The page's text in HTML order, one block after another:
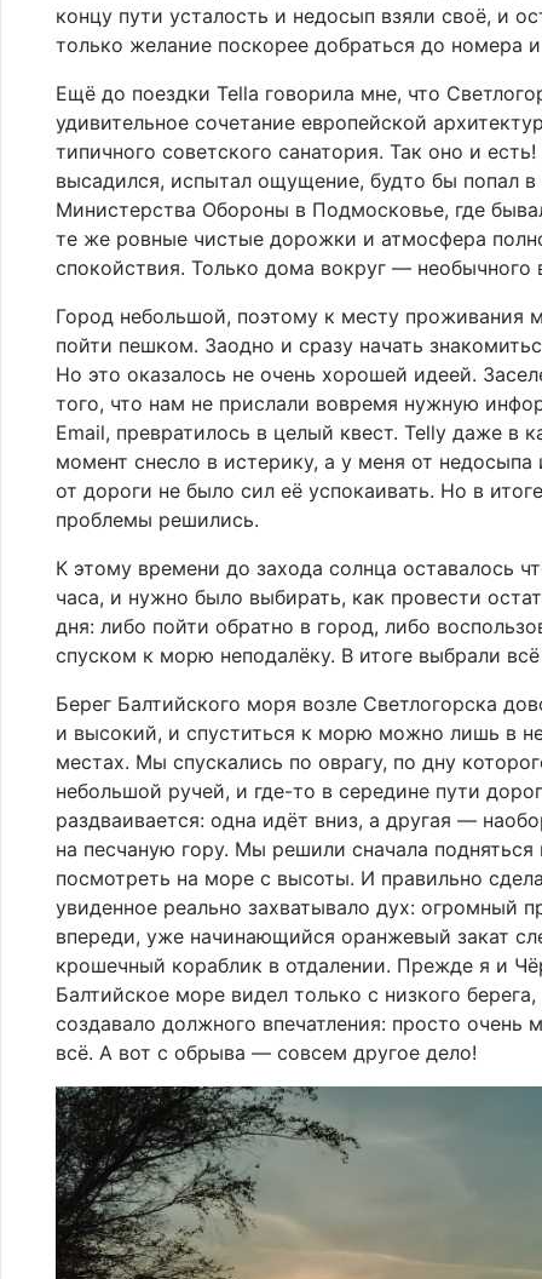
концу пути усталость и недосып взяли своё, и
только желание поскорее добраться до номера
Ещё до поездки Tella говорила мне, что
удивительное сочетание европейской
типичного советского санатория. Так оно и есть!
высадился, испытал ощущение, будто бы попал в
Министерства Обороны в Подмосковье, где
те же ровные чистые дорожки и атмосфера
спокойствия. Только дома вокруг — необычного
Город небольшой, поэтому к месту проживания
пойти пешком. Заодно и сразу начать
Но это оказалось не очень хорошей идеей.
того, что нам не прислали вовремя нужную
Email, превратилось в целый квест. Tellу даже в
момент снесло в истерику, а у меня от недосыпа
от дороги не было сил её успокаивать. Но в
проблемы решились.
К этому времени до захода солнца оставалось
часа, и нужно было выбирать, как провести
дня: либо пойти обратно в город, либо
спуском к морю неподалёку. В итоге выбрали
Берег Балтийского моря возле Светлогорска
и высокий, и спуститься к морю можно лишь в
местах. Мы спускались по оврагу, по дну
небольшой ручей, и где-то в середине пути
раздваивается: одна идёт вниз, а другая —
на песчаную гору. Мы решили сначала подняться
посмотреть на море с высоты. И правильно
увиденное реально захватывало дух: огромный
впереди, уже начинающийся оранжевый закат
крошечный кораблик в отдалении. Прежде я и
Балтийское море видел только с низкого берега,
создавало должного впечатления: просто очень
всё. А вот с обрыва — совсем другое дело!